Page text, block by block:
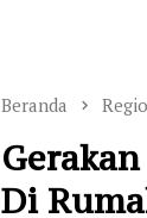
Beranda
Di